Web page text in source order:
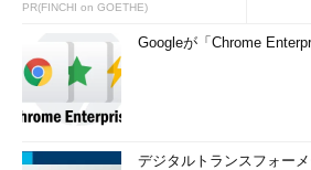
PR(FINCHI on GOETHE)
Googleが「Chrome
デジタルトランスフォー